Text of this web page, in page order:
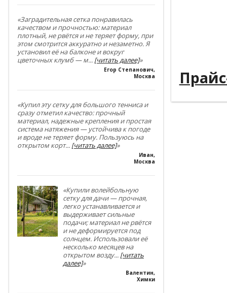
«Заградительная сетка понравилась
качеством и прочностью: материал
плотный, не рвётся и не теряет форму, при
этом смотрится аккуратно и незаметно. Я
установил её на балконе и вокруг
цветочных клумб — м... [читать далее]»
Егор Степанович,
Москва
«Купил эту сетку для большого тенниса и
сразу отметил качество: прочный
материал, надежные крепления и простая
система натяжения — устойчива к погоде
и вроде не теряет форму. Пользуюсь на
открытом корт... [читать далее]»
Иван,
Москва
«Купили волейбольную
сетку для дачи — прочная,
легко устанавливается и
выдерживает сильные
подачи; материал не рвётся
и не деформируется под
солнцем. Использовали её
несколько месяцев на
открытом возду... [читать
далее]»
Валентин,
Химки